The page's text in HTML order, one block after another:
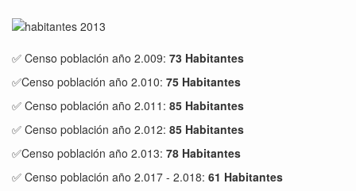
✅ Censo población año 2.009: 73 Habitantes
✅Censo población año 2.010: 75 Habitantes
✅ Censo población año 2.011: 85 Habitantes
✅ Censo población año 2.012: 85 Habitantes
✅Censo población año 2.013: 78 Habitantes
✅ Censo población año 2.017 - 2.018: 61 Habitantes